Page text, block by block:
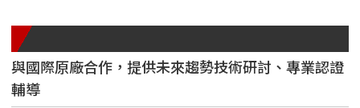
原廠合作夥伴
與國際原廠合作，提供未來趨勢技術研討、專業認證
輔導